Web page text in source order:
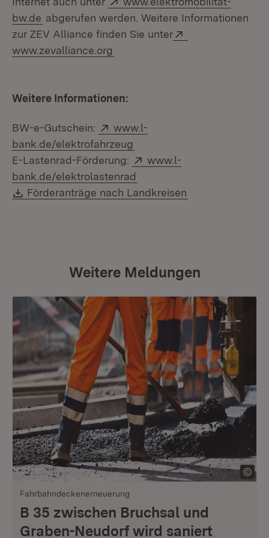
bw.de (Öffnet in neuem Fenster)
abgerufen werden. Weitere Informationen
zur ZEV Alliance finden Sie unter
www.zevalliance.org
Weitere Informationen:
BW-e-Gutschein: Extern:
www.l-
bank.de/elektrofahrzeug
E-Lastenrad-Förderung:
Extern:
www.l-
bank.de/elektrolastenrad
Download:
Förderanträge nach Landkreisen
Weitere Meldungen
Fahrbahndeckenerneuerung
B 35 zwischen Bruchsal und
Graben-Neudorf wird saniert